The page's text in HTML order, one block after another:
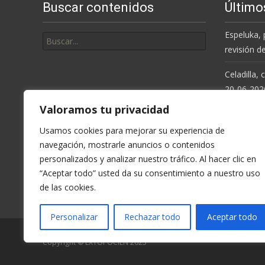
Valoramos tu privacidad
Usamos cookies para mejorar su experiencia de
navegación, mostrarle anuncios o contenidos
personalizados y analizar nuestro tráfico. Al hacer clic en
“Aceptar todo” usted da su consentimiento a nuestro uso
de las cookies.
Personalizar Rechazar todo Aceptar todo
entradas
Buscar contenidos
por:
revisión
Celadilla,
20-06-
de la
últimas
Copyright © EXTOPOCIEN 2023